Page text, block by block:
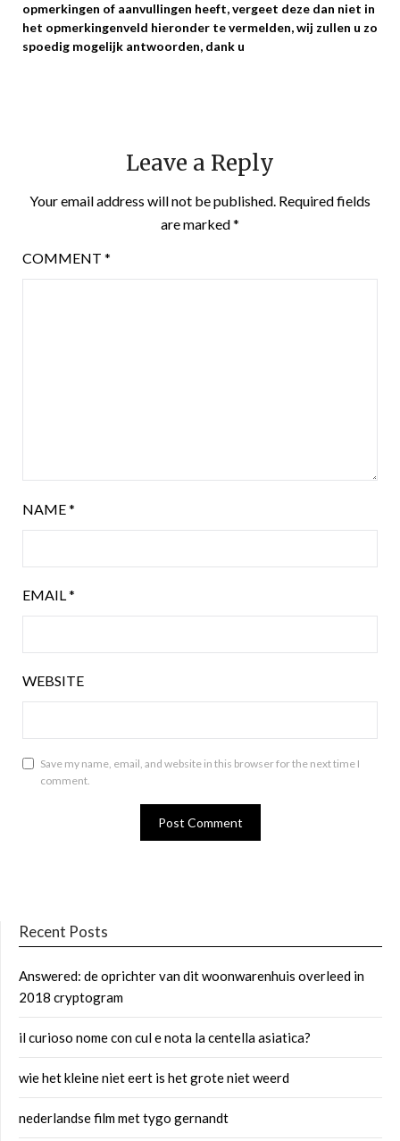
opmerkingen of aanvullingen heeft, vergeet deze dan niet in
het opmerkingenveld hieronder te vermelden, wij zullen u zo
spoedig mogelijk antwoorden, dank u
Leave a Reply
Your email address will not be published. Required fields
are marked*
COMMENT *
NAME*
EMAIL*
WEBSITE
Save my name, email, and website in this browser for the next time I
comment.
Recent Posts
Answered: de oprichter van dit woonwarenhuis overleed in
2018 cryptogram
il curioso nome con cul e nota la centella asiatica?
wie het kleine niet eert is het grote niet weerd
nederlandse film met tygo gernandt